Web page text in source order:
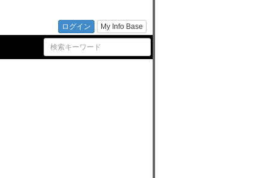
ログイン My Info Base
最